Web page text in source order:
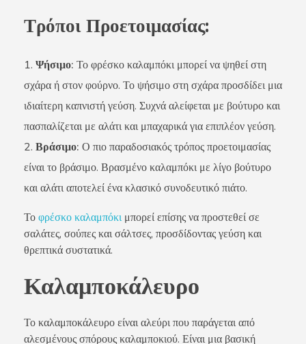
Τρόποι Προετοιμασίας:
Ψήσιμο: Το φρέσκο καλαμπόκι μπορεί να ψηθεί στη
σχάρα ή στον φούρνο. Το ψήσιμο στη σχάρα προσδίδει μια
ιδιαίτερη καπνιστή γεύση. Συχνά αλείφεται με βούτυρο και
πασπαλίζεται με αλάτι και μπαχαρικά για επιπλέον γεύση.
Βράσιμο: Ο πιο παραδοσιακός τρόπος προετοιμασίας
είναι το βράσιμο. Βρασμένο καλαμπόκι με λίγο βούτυρο
και αλάτι αποτελεί ένα κλασικό συνοδευτικό πιάτο.
Τοφρέσκο καλαμπόκιμπορεί επίσης να προστεθεί σε
σαλάτες, σούπες και σάλτσες, προσδίδοντας γεύση και
θρεπτικά συστατικά.
Καλαμποκάλευρο
Το καλαμποκάλευρο είναι αλεύρι που παράγεται από
αλεσμένους σπόρους καλαμποκιού. Είναι μια βασική